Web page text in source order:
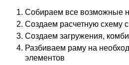
Собираем все возможные
Создаем расчетную схему
Создаем загружения,
Разбиваем раму на
элементов